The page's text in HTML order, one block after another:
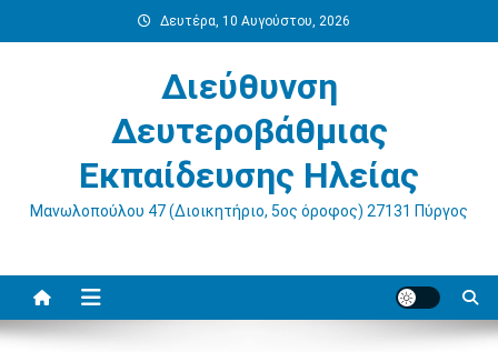
στο
Δευτέρα, 10 Αυγούστου, 2026
Διεύθυνση
Δευτεροβάθμιας
Εκπαίδευσης Ηλείας
Μανωλοπούλου 47 (Διοικητήριο, 5ος όροφος) 27131 Πύργος